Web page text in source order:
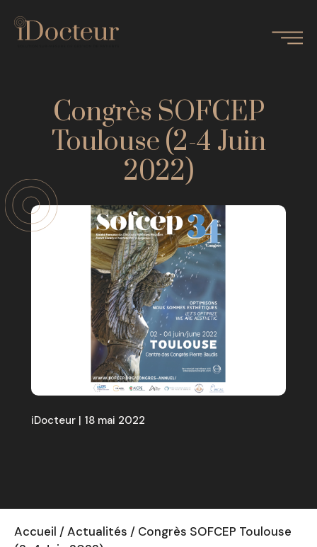
Congrès SOFCEP
Toulouse (2-4 Juin
2022)
iDocteur | 18 mai 2022
Accueil /Actualités / Congrès SOFCEP Toulouse